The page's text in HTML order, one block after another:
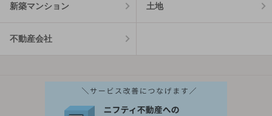
新築マンション 土地
不動産会社